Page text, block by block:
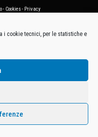
i cookie tecnici, per le statistiche e
- Cookies- Privacy
02137480964 - R.E.A. MB-1370021 -
C.C. DECATHLON SA, Villeneuve